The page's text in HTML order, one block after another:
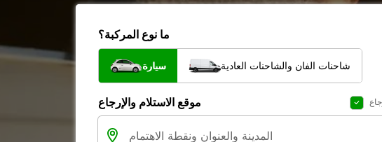
ما نوع المركبة؟
سيارة شاحنات الفان والشاحنات العادية
موقع الاستلام والإرجاع